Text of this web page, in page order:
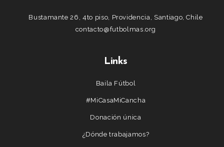
Bustamante 26, 4to piso, Providencia, Santiago, Chile
contacto@futbolmas.org
Links
Baila Fútbol
#MiCasaMiCancha
Donación única
¿Dónde trabajamos?